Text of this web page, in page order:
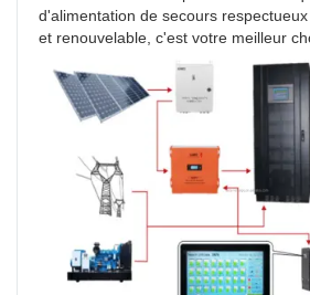
d'alimentation de secours
et renouvelable, c'est votre meilleur